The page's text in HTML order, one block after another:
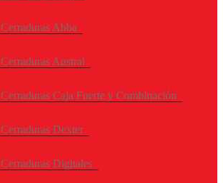
Cerraduras Abba
Cerraduras Austral
Cerraduras Caja Fuerte y Combinación
Cerraduras Dexter
Cerraduras Digitales